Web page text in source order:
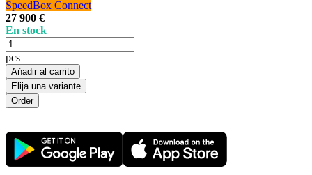
SpeedBox Connect
27 900 €
En stock
pcs
Ańadir al carrito
Elija una variante